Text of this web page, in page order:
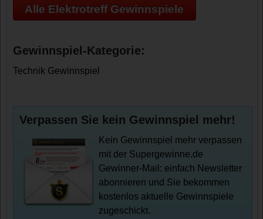
Alle Elektrotreff Gewinnspiele
Gewinnspiel-Kategorie:
Technik Gewinnspiel
Verpassen Sie kein Gewinnspiel mehr!
Kein Gewinnspiel mehr verpassen
mit der Supergewinne.de
Gewinner-Mail: einfach Newsletter
abonnieren und Sie bekommen
kostenlos aktuelle Gewinnspiele
zugeschickt.